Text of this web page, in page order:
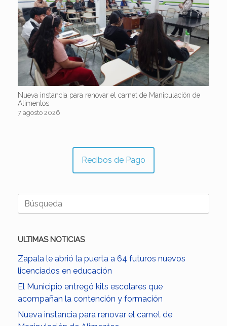
Nueva instancia para renovar el carnet de Manipulación de
Alimentos
7 agosto 2026
Recibos de Pago
Buscar:
ULTIMAS NOTICIAS
Zapala le abrió la puerta a 64 futuros nuevos
licenciados en educación
El Municipio entregó kits escolares que
acompañan la contención y formación
Nueva instancia para renovar el carnet de